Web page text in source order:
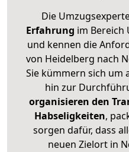
Die
Erfahrung im Bereich
und kennen die
von Heidelberg nach
Sie kümmern sich um
hin zur
organisieren den
Habseligkeiten,
sorgen dafür, dass
neuen Zielort in